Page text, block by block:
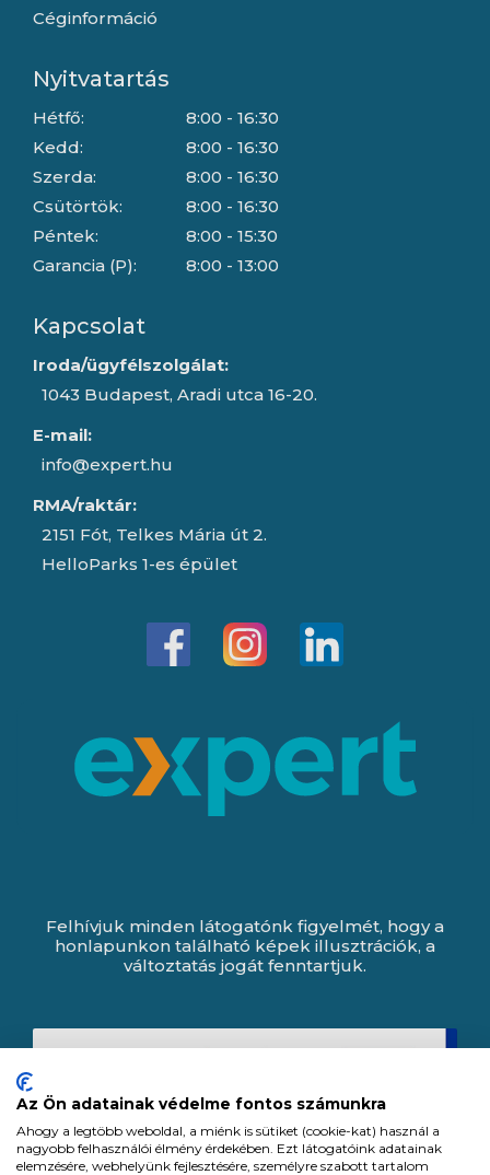
Céginformáció
Nyitvatartás
Hétfő:
Kedd:
Szerda:
Csütörtök:
Péntek:
Garancia (P):
8:00 - 16:30
8:00 - 16:30
8:00 - 16:30
8:00 - 16:30
8:00 - 15:30
8:00 - 13:00
Kapcsolat
Iroda/ügyfélszolgálat:
1043 Budapest, Aradi utca 16-20.
E-mail:
info@expert.hu
RMA/raktár:
2151 Fót, Telkes Mária út 2.
HelloParks 1-es épület
Felhívjuk minden látogatónk figyelmét, hogy a
honlapunkon található képek illusztrációk, a
változtatás jogát fenntartjuk.
Az Ön adatainak védelme fontos számunkra
Ahogy a legtöbb weboldal, a miénk is sütiket (cookie-kat) használ a
nagyobb felhasználói élmény érdekében. Ezt látogatóink adatainak
elemzésére, webhelyünk fejlesztésére, személyre szabott tartalom